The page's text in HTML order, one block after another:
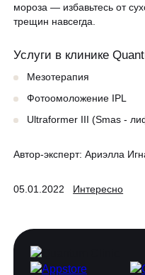
мороза — избавьтесь от
трещин навсегда.
Услуги в клинике
Мезотерапия
Фотоомоложение IPL
Ultraformer III (Smas -
Автор-эксперт:Ариэлла
05.01.2022 Интересно